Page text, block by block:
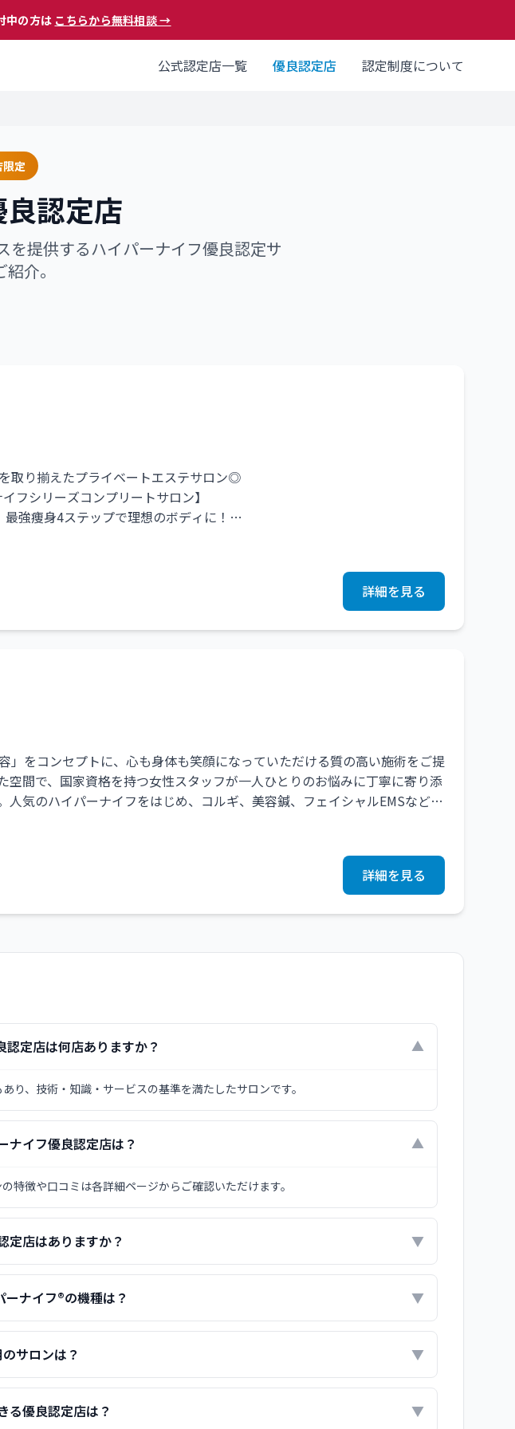
中の方は こちらから無料相談 →
公式認定店一覧 優良認定店 認定制度について
定
認定店
を提供するハイパーナイフ優良認定サ
介。
取り揃えたプライベートエステサロン◎
フシリーズコンプリートサロン】
強痩身4ステップで理想のボディに！
スリムリフトプロ機械で小顔になりたい！
方、お悩みに合った施術をご提供致します◎
詳細を見る
をコンセプトに、心も身体も笑顔になっていただける質の高い施術をご提
空間で、国家資格を持つ女性スタッフが一人ひとりのお悩みに丁寧に寄り添
人気のハイパーナイフをはじめ、コルギ、美容鍼、フェイシャルEMSなど美
から小顔・美肌づくりまで幅広くサポートいたします。リラックスしなが
客様にご利用いただいております。お気軽にご相談ください。
詳細を見る
定店は何店ありますか？ ▼
り、技術・知識・サービスの基準を満たしたサロンです。
ナイフ優良認定店は？ ▼
徴や口コミは各詳細ページからご確認いただけます。
定店はありますか？ ▼
ナイフ®の機種は？ ▼
サロンは？ ▼
る優良認定店は？ ▼